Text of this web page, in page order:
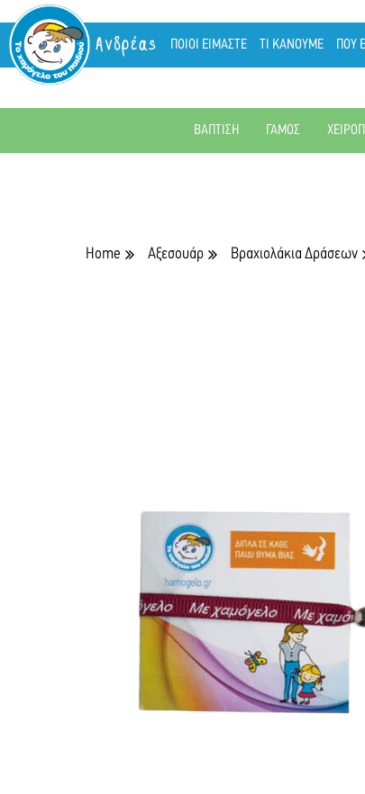
Ανδρέας ΠΟΙΟΙ ΕΙΜΑΣΤΕ ΤΙ ΚΑΝΟΥΜΕ ΠΟΥ
ΒΑΠΤΙΣΗ ΓΑΜΟΣ
Home Αξεσουάρ Βραχιολάκια Δράσεων